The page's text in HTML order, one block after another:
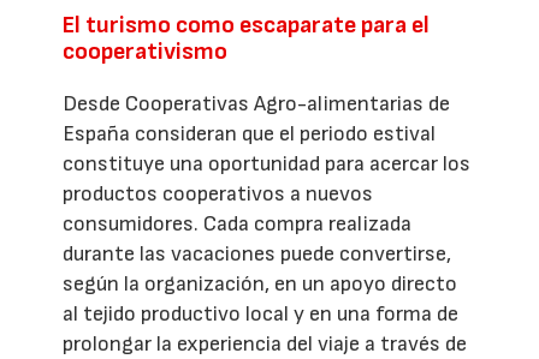
El turismo como escaparate para el
cooperativismo
Desde Cooperativas Agro-alimentarias de
España consideran que el periodo estival
constituye una oportunidad para acercar los
productos cooperativos a nuevos
consumidores. Cada compra realizada
durante las vacaciones puede convertirse,
según la organización, en un apoyo directo
al tejido productivo local y en una forma de
prolongar la experiencia del viaje a través de